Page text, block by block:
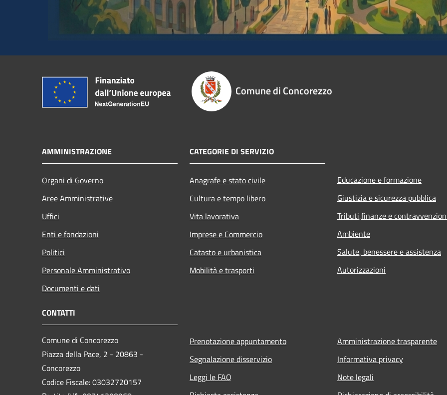
Comune di Concorezzo
AMMINISTRAZIONE
Organi di Governo
Aree Amministrative
Uffici
Enti e fondazioni
Politici
Personale Amministrativo
Documenti e dati
CATEGORIE DI SERVIZIO
Anagrafe e stato civile
Cultura e tempo libero
Vita lavorativa
Imprese e Commercio
Catasto e urbanistica
Mobilità e trasporti
Educazione e formazione
Giustizia e sicurezza pubblica
Tributi,finanze e
Ambiente
Salute, benessere e assistenza
Autorizzazioni
CONTATTI
Comune di Concorezzo
Piazza della Pace, 2 - 20863 -
Concorezzo
Codice Fiscale: 03032720157
Prenotazione appuntamento
Segnalazione disservizio
Leggi le FAQ
Amministrazione trasparente
Informativa privacy
Note legali